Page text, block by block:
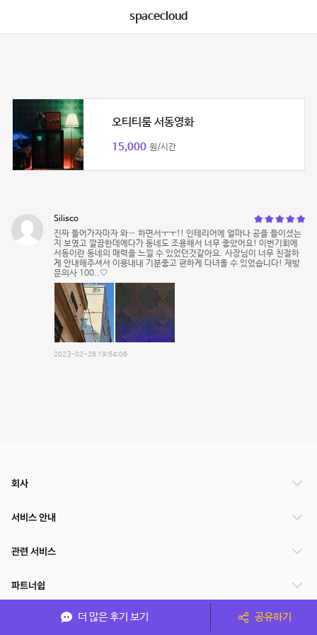
spacecloud
오티티룸 서동영화
15,000 원/시간
Silisco
진짜 들어가자마자 와… 하면서ㅜㅜ!! 인테리어에 얼마나 공을 들이셨는
지 보였고 깔끔한데에다가 동네도 조용해서 너무 좋았어요! 이번기회에
서동이란 동네의 매력을 느낄 수 있었던것같아요. 사장님이 너무 친절하
게 안내해주셔서 이용내내 기분좋고 편하게 다녀올 수 있었습니다! 재방
문의사 100..🤍
2023-02-26 19:54:06
더 많은 후기 보기 공유하기
회사
서비스 안내
관련 서비스
파트너쉽
서비스 제공 국가